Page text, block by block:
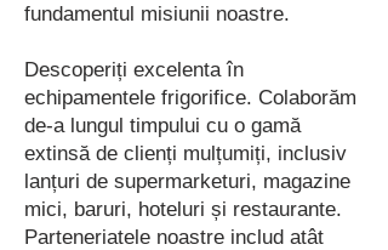
fundamentul misiunii noastre.
Descoperiți excelenta în
echipamentele frigorifice. Colaborăm
de-a lungul timpului cu o gamă
extinsă de clienți mulțumiți, inclusiv
lanțuri de supermarketuri, magazine
mici, baruri, hoteluri și restaurante.
Parteneriatele noastre includ atât